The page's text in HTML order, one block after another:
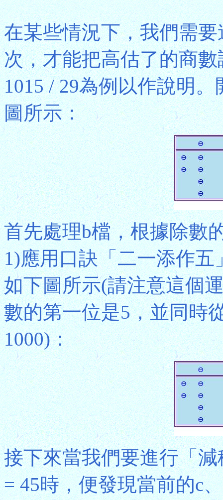
在某些情況下，我們需
次，才能把高估了的商
1015 / 29為例以作說明
圖所示：
首先處理b檔，根據除數
1)應用口訣「二一添作五
如下圖所示(請注意這個
數的第一位是5，並同時
1000)：
接下來當我們要進行「
= 45時，便發現當前的c